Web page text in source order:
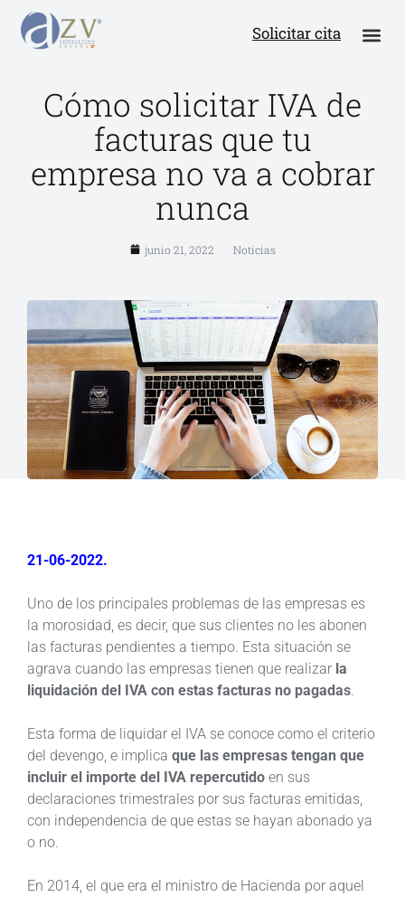
Solicitar cita
Cómo solicitar IVA de
facturas que tu
empresa no va a cobrar
nunca
junio 21, 2022 Noticias
21-06-2022.
Uno de los principales problemas de las empresas es
la morosidad, es decir, que sus clientes no les abonen
las facturas pendientes a tiempo. Esta situación se
agrava cuando las empresas tienen que realizar la
liquidación del IVA con estas facturas no pagadas.
Esta forma de liquidar el IVA se conoce como el criterio
del devengo, e implica que las empresas tengan que
incluir el importe del IVA repercutido en sus
declaraciones trimestrales por sus facturas emitidas,
con independencia de que estas se hayan abonado ya
o no.
En 2014, el que era el ministro de Hacienda por aquel